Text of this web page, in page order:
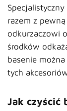
razem z
odkurzaczowi
środków
basenie
tych
Jak czyścić